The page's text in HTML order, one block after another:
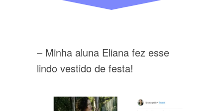
– Minha aluna Eliana fez esse
lindo vestido de festa!